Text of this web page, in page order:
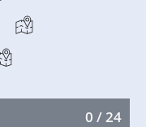
0 / 24